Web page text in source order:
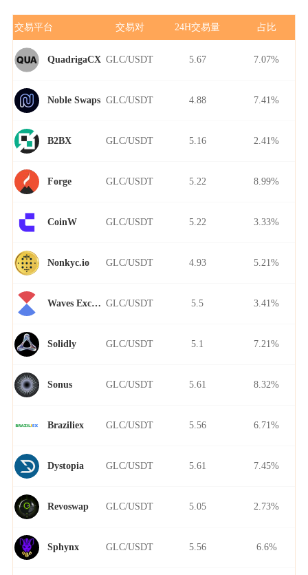
交易平台 交易对 24H交易量 占比
QuadrigaCX GLC/USDT 5.67 7.07%
Noble Swaps GLC/USDT 4.88 7.41%
B2BX GLC/USDT 5.16 2.41%
Forge GLC/USDT 5.22 8.99%
CoinW GLC/USDT 5.22 3.33%
Nonkyc.io GLC/USDT 4.93 5.21%
Waves Exchange GLC/USDT 5.5 3.41%
Solidly GLC/USDT 5.1 7.21%
Sonus GLC/USDT 5.61 8.32%
Braziliex GLC/USDT 5.56 6.71%
Dystopia GLC/USDT 5.61 7.45%
Revoswap GLC/USDT 5.05 2.73%
Sphynx GLC/USDT 5.56 6.6%